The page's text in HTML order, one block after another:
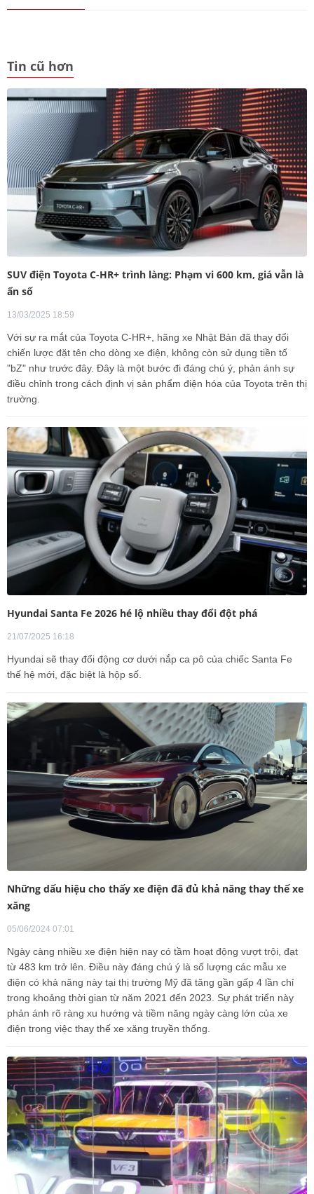
Tin cũ hơn
SUV điện Toyota C-HR+ trình làng: Phạm vi 600 km, giá vẫn là
ẩn số
13/03/2025 18:59
Với sự ra mắt của Toyota C-HR+, hãng xe Nhật Bản đã thay đổi
chiến lược đặt tên cho dòng xe điện, không còn sử dụng tiền tố
"bZ" như trước đây. Đây là một bước đi đáng chú ý, phản ánh sự
điều chỉnh trong cách định vị sản phẩm điện hóa của Toyota trên thị
trường.
Hyundai Santa Fe 2026 hé lộ nhiều thay đổi đột phá
21/07/2025 16:18
Hyundai sẽ thay đổi động cơ dưới nắp ca pô của chiếc Santa Fe
thế hệ mới, đặc biệt là hộp số.
Những dấu hiệu cho thấy xe điện đã đủ khả năng thay thế xe
xăng
05/06/2024 07:01
Ngày càng nhiều xe điện hiện nay có tầm hoạt động vượt trội, đạt
từ 483 km trở lên. Điều này đáng chú ý là số lượng các mẫu xe
điện có khả năng này tại thị trường Mỹ đã tăng gần gấp 4 lần chỉ
trong khoảng thời gian từ năm 2021 đến 2023. Sự phát triển này
phản ánh rõ ràng xu hướng và tiềm năng ngày càng lớn của xe
điện trong việc thay thế xe xăng truyền thống.